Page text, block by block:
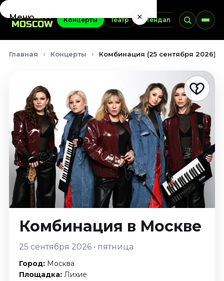
Концерты Театр Стендап Выставки
Меню ×
Октябрь 2026
Ноябрь 2026
Декабрь 2026
Январь 2027
Театр
Август 2026
Сентябрь 2026
Октябрь 2026
Ноябрь 2026
Январь 2027
Стендап
Август 2026
Сентябрь 2026
Главная Концерты Комбинация (25 сентября 2026)
Комбинация в Москве
25 сентября 2026 • пятница
Город: Москва
Площадка: Лихие